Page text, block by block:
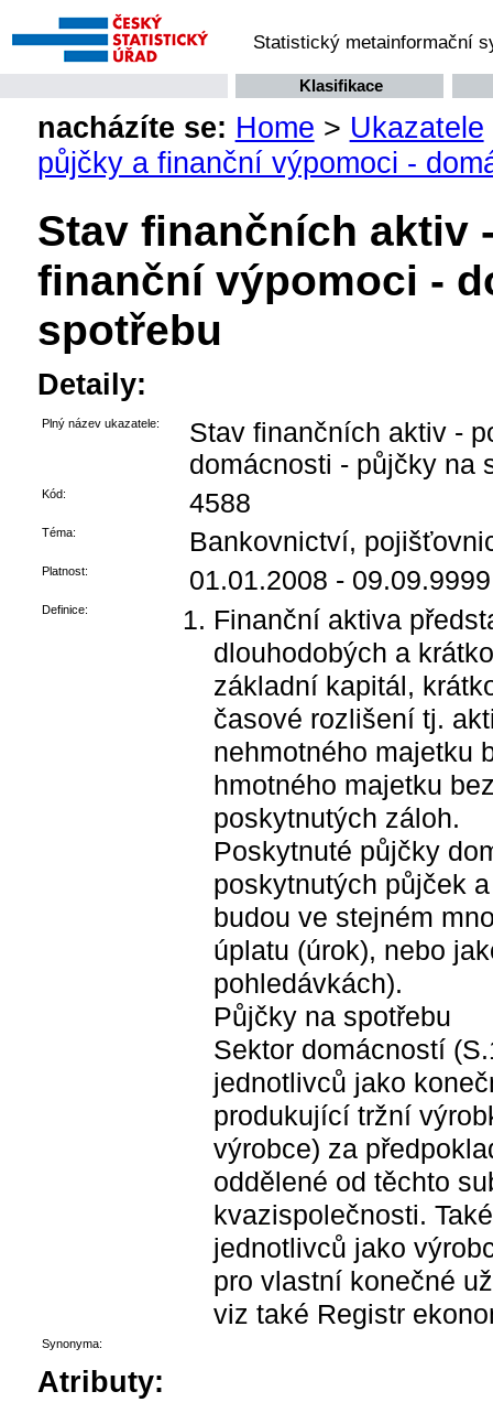
Statistický metainformační
Klasifikace
nacházíte se: Home > Ukazatele
půjčky a finanční výpomoci -
Stav finančních aktiv
finanční výpomoci -
spotřebu
Detaily:
Plný název ukazatele:
Stav finančních aktiv -
domácnosti - půjčky na
Kód: 4588
Téma: Bankovnictví,
Platnost: 01.01.2008 - 09.09.9999
Definice:
Finanční aktiva
dlouhodobých a
základní kapitál,
časové rozlišení tj.
nehmotného majetku
hmotného majetku
poskytnutých záloh.
Poskytnuté půjčky
poskytnutých půjček
budou ve stejném
úplatu (úrok), nebo
pohledávkách).
Půjčky na spotřebu
Sektor domácností
jednotlivců jako
produkující tržní
výrobce) za
oddělené od těchto
kvazispolečnosti.
jednotlivců jako
pro vlastní konečné
viz také Registr
Synonyma:
Atributy: